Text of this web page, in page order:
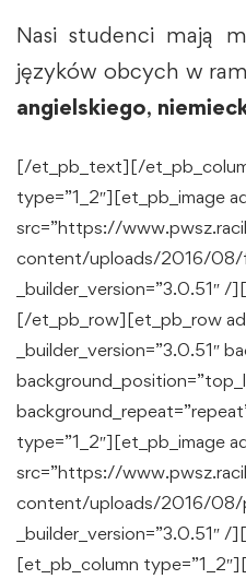
Nasi studenci mają
języków obcych w
angielskiego,
[/et_pb_text][/
type=”1_2″][et_pb_image
src=”https://
content/uploads/2016/08/
_builder_version=”3.0.51″
[/et_pb_row][et_pb_row
_builder_version=”3.0.51″
type=”1_2″][et_pb_image
src=”https://
content/uploads/2016/08/
_builder_version=”3.0.51″
[et_pb_column